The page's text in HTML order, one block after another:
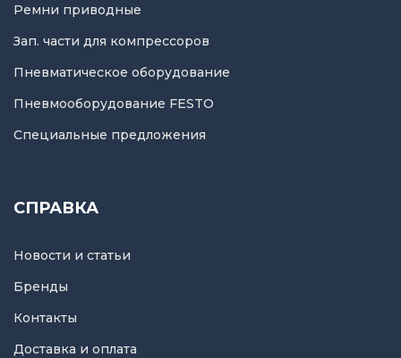
Ремни приводные
Зап. части для компрессоров
Пневматическое оборудование
Пневмооборудование FESTO
Специальные предложения
СПРАВКА
Новости и статьи
Бренды
Контакты
Доставка и оплата